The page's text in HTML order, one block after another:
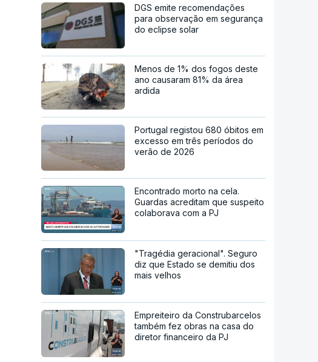
DGS emite recomendações
para observação em segurança
do eclipse solar
Menos de 1% dos fogos deste
ano causaram 81% da área
ardida
Portugal registou 680 óbitos em
excesso em três períodos do
verão de 2026
Encontrado morto na cela.
Guardas acreditam que suspeito
colaborava com a PJ
"Tragédia geracional". Seguro
diz que Estado se demitiu dos
mais velhos
Empreiteiro da Construbarcelos
também fez obras na casa do
diretor financeiro da PJ